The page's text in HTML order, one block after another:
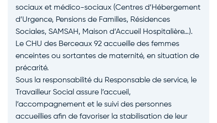
sociaux et médico-sociaux (Centres d’Hébergement
d’Urgence, Pensions de Familles, Résidences
Sociales, SAMSAH, Maison d’Accueil Hospitalière…).
Le CHU des Berceaux 92 accueille des femmes
enceintes ou sortantes de maternité, en situation de
précarité.
Sous la responsabilité du Responsable de service, le
Travailleur Social assure l’accueil,
l’accompagnement et le suivi des personnes
accueillies afin de favoriser la stabilisation de leur